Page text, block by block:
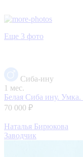
Еще 3 фото
Сиба-ину
1 мес.
Белая Сиба ину. Умка.
70 000 ₽
Наталья Бирюкова
Заводчик